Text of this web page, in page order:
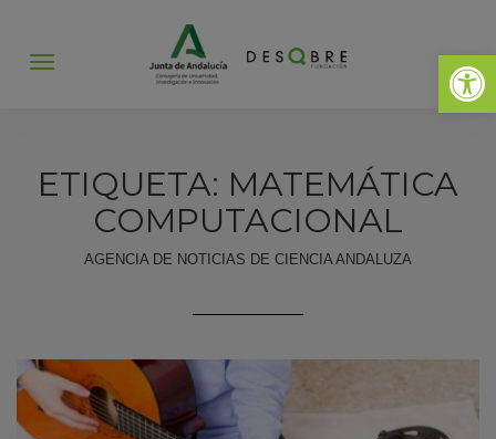
Abrir
Abrir
ETIQUETA: MATEMÁTICA
COMPUTACIONAL
AGENCIA DE NOTICIAS DE CIENCIA ANDALUZA